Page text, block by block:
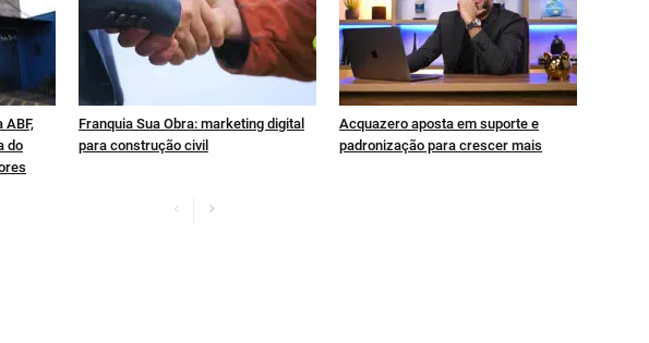
ABF,
do
Franquia Sua Obra: marketing digital
para construção civil
Acquazero aposta em suporte e
padronização para crescer mais